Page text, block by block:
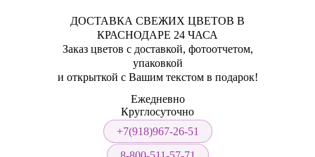
ДОСТАВКА СВЕЖИХ ЦВЕТОВ В
КРАСНОДАРЕ 24 ЧАСА
Заказ цветов с доставкой, фотоотчетом,
упаковкой
и открыткой с Вашим текстом в подарок!
Ежедневно
Круглосуточно
+7(918)967-26-51